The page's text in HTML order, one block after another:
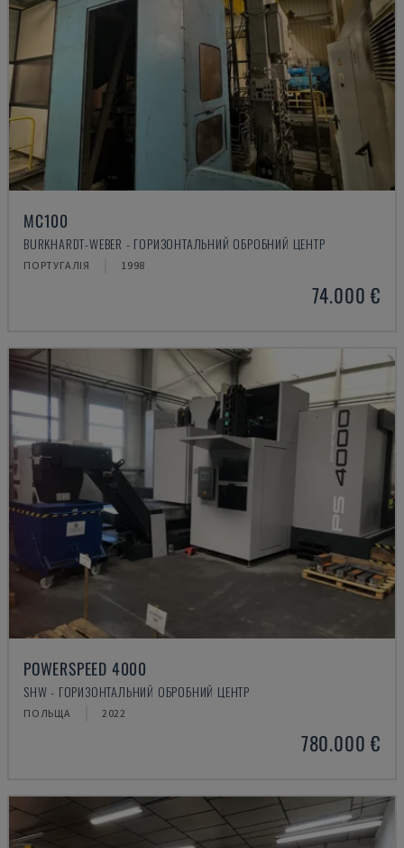
MC100
BURKHARDT-WEBER - ГОРИЗОНТАЛЬНИЙ ОБРОБНИЙ ЦЕНТР
ПОРТУГАЛІЯ 1998
74.000 €
POWERSPEED 4000
SHW - ГОРИЗОНТАЛЬНИЙ ОБРОБНИЙ ЦЕНТР
ПОЛЬЩА 2022
780.000 €